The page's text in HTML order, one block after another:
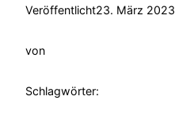
Veröffentlicht23. März 2023
von
Schlagwörter: